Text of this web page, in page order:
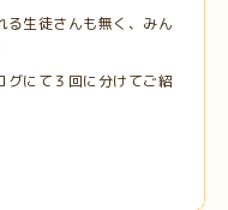
る生徒さんも無く、みん
グにて３回に分けてご紹